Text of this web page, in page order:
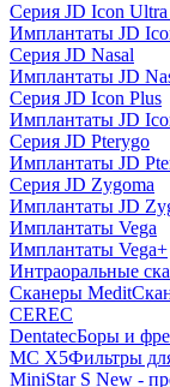
Серия JD Icon Ultra
Имплантаты JD
Серия JD Nasal
Имплантаты JD
Серия JD Icon Plus
Имплантаты JD
Серия JD Pterygo
Имплантаты JD
Серия JD Zygoma
Имплантаты JD
Имплантаты Vega
Имплантаты Vega+
Интраоральные
Сканеры Medit
CEREC
DentatecБоры и
MC X5Фильтры
MiniStar S New -